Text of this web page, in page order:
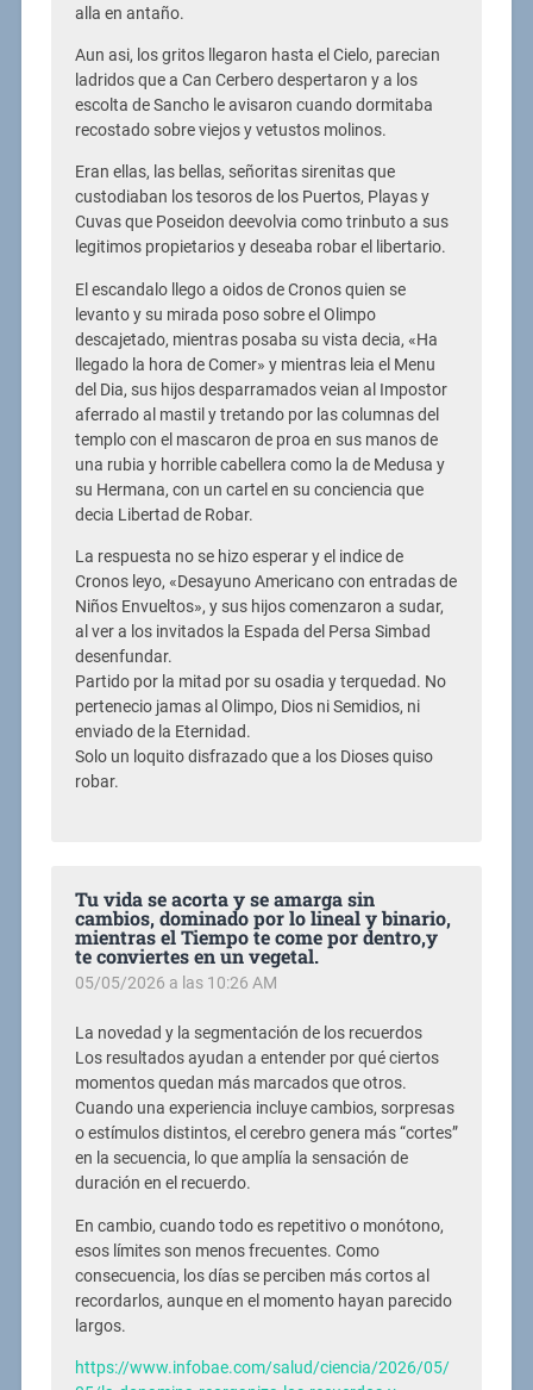
alla en antaño.
Aun asi, los gritos llegaron hasta el Cielo, parecian
ladridos que a Can Cerbero despertaron y a los
escolta de Sancho le avisaron cuando dormitaba
recostado sobre viejos y vetustos molinos.
Eran ellas, las bellas, señoritas sirenitas que
custodiaban los tesoros de los Puertos, Playas y
Cuvas que Poseidon deevolvia como trinbuto a sus
legitimos propietarios y deseaba robar el libertario.
El escandalo llego a oidos de Cronos quien se
levanto y su mirada poso sobre el Olimpo
descajetado, mientras posaba su vista decia, «Ha
llegado la hora de Comer» y mientras leia el Menu
del Dia, sus hijos desparramados veian al Impostor
aferrado al mastil y tretando por las columnas del
templo con el mascaron de proa en sus manos de
una rubia y horrible cabellera como la de Medusa y
su Hermana, con un cartel en su conciencia que
decia Libertad de Robar.
La respuesta no se hizo esperar y el indice de
Cronos leyo, «Desayuno Americano con entradas de
Niños Envueltos», y sus hijos comenzaron a sudar,
al ver a los invitados la Espada del Persa Simbad
desenfundar.
Partido por la mitad por su osadia y terquedad. No
pertenecio jamas al Olimpo, Dios ni Semidios, ni
enviado de la Eternidad.
Solo un loquito disfrazado que a los Dioses quiso
robar.
Tu vida se acorta y se amarga sin
cambios, dominado por lo lineal y binario,
mientras el Tiempo te come por dentro,y
te conviertes en un vegetal.
05/05/2026 a las 10:26 AM
La novedad y la segmentación de los recuerdos
Los resultados ayudan a entender por qué ciertos
momentos quedan más marcados que otros.
Cuando una experiencia incluye cambios, sorpresas
o estímulos distintos, el cerebro genera más “cortes”
en la secuencia, lo que amplía la sensación de
duración en el recuerdo.
En cambio, cuando todo es repetitivo o monótono,
esos límites son menos frecuentes. Como
consecuencia, los días se perciben más cortos al
recordarlos, aunque en el momento hayan parecido
largos.
https://www.infobae.com/salud/ciencia/2026/05/